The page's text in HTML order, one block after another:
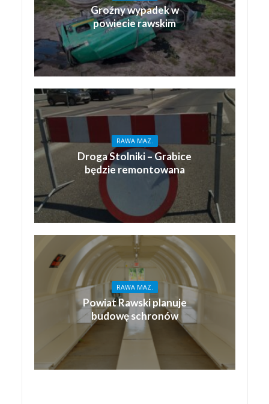
Groźny wypadek w
powiecie rawskim
RAWA MAZ.
Droga Stolniki – Grabice
będzie remontowana
RAWA MAZ.
Powiat Rawski planuje
budowę schronów